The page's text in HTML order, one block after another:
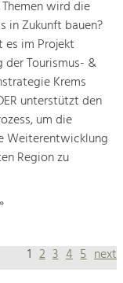
wird die
in Zukunft bauen?
es im Projekt
der Tourismus- &
Krems
unterstützt den
um die
Weiterentwicklung
Region zu
1 2 3 4 5 next